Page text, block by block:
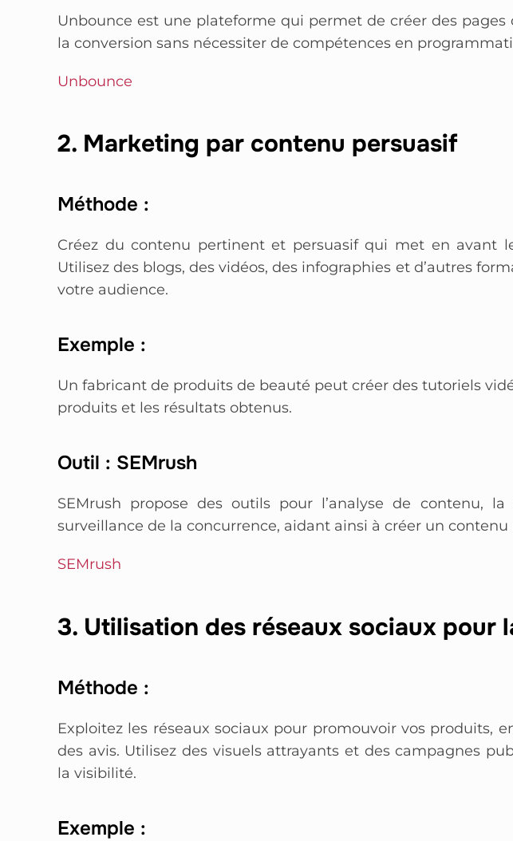
Unbounce est une plateforme qui permet de créer des
la conversion sans nécessiter de compétences en
Unbounce
2. Marketing par contenu persuasif
Méthode :
Créez du contenu pertinent et persuasif qui met en avant
Utilisez des blogs, des vidéos, des infographies et d’autres
votre audience.
Exemple :
Un fabricant de produits de beauté peut créer des tutoriels
produits et les résultats obtenus.
Outil : SEMrush
SEMrush propose des outils pour l’analyse de contenu,
surveillance de la concurrence, aidant ainsi à créer un
SEMrush
3. Utilisation des réseaux sociaux pour
Méthode :
Exploitez les réseaux sociaux pour promouvoir vos produits,
des avis. Utilisez des visuels attrayants et des campagnes
la visibilité.
Exemple :